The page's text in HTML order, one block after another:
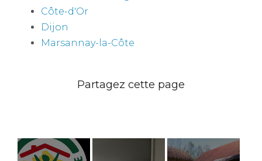
Côte-d'Or
Dijon
Marsannay-la-Côte